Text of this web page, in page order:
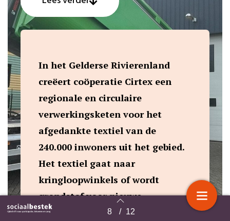
Terug naar overzicht 8 / 12
In het Gelderse Rivierenland
creëert coöperatie Cirtex een
regionale en circulaire
verwerkingsketen voor het
afgedankte textiel van de
240.000 inwoners uit het gebied.
Het textiel gaat naar
kringloopwinkels of wordt
grondstof voor nieuwe
producten. En dat op een zo